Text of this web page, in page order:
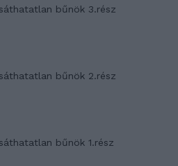
bűnök 3.rész
bűnök 2.rész
bűnök 1.rész